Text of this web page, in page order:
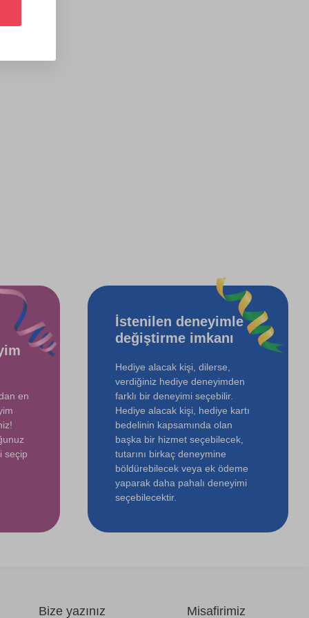
en
seçip
İstenilen deneyimle
değiştirme imkanı
Hediye alacak kişi, dilerse,
verdiğiniz hediye deneyimden
farklı bir deneyimi seçebilir.
Hediye alacak kişi, hediye kartı
bedelinin kapsamında olan
başka bir hizmet seçebilecek,
tutarını birkaç deneymine
böldürebilecek veya ek ödeme
yaparak daha pahalı deneyimi
seçebilecektir.
Bize yazınız Misafirimiz